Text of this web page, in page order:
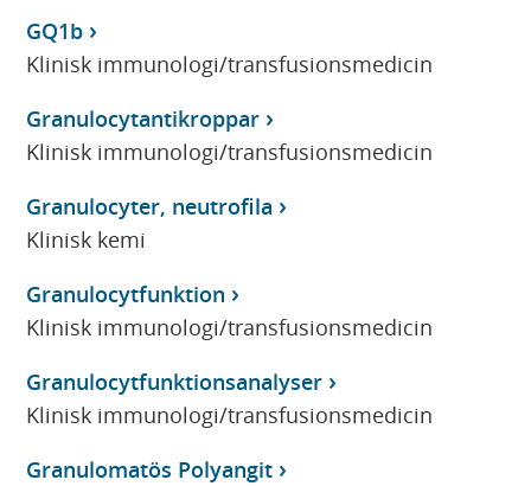
GQ1b
Klinisk immunologi/transfusionsmedicin
Granulocytantikroppar
Klinisk immunologi/transfusionsmedicin
Granulocyter, neutrofila
Klinisk kemi
Granulocytfunktion
Klinisk immunologi/transfusionsmedicin
Granulocytfunktionsanalyser
Klinisk immunologi/transfusionsmedicin
Granulomatös Polyangit